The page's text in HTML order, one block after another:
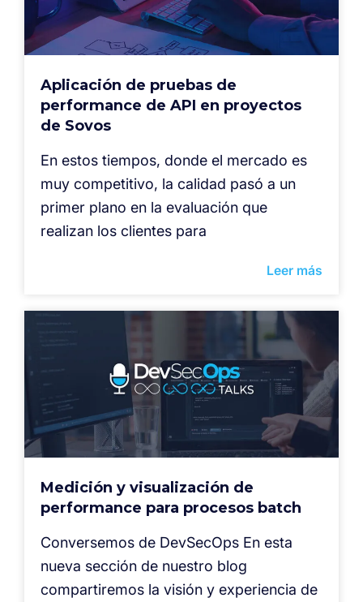
Aplicación de pruebas de
performance de API en proyectos
de Sovos
En estos tiempos, donde el mercado es
muy competitivo, la calidad pasó a un
primer plano en la evaluación que
realizan los clientes para
Leer más
Medición y visualización de
performance para procesos batch
Conversemos de DevSecOps En esta
nueva sección de nuestro blog
compartiremos la visión y experiencia de